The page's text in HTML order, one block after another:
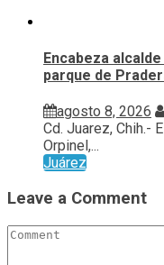
Encabeza
parque de
agosto 8, 2026
Cd. Juarez, Chih.-
Orpinel,...
Juárez
Leave a Comment